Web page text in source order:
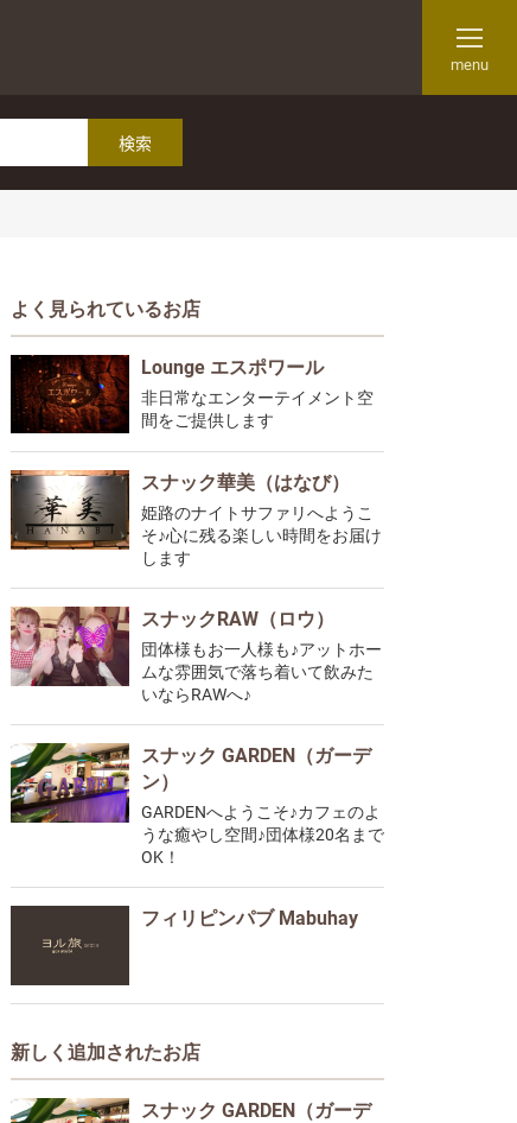
menu
よく見られているお店
Lounge エスポワール
非日常なエンターテイメント空
間をご提供します
スナック華美（はなび）
姫路のナイトサファリへようこ
そ♪心に残る楽しい時間をお届け
します
スナックRAW（ロウ）
団体様もお一人様も♪アットホー
ムな雰囲気で落ち着いて飲みた
いならRAWへ♪
スナック GARDEN（ガーデ
ン）
GARDENへようこそ♪カフェのよ
うな癒やし空間♪団体様20名まで
OK！
フィリピンパブ Mabuhay
新しく追加されたお店
スナック GARDEN（ガーデ